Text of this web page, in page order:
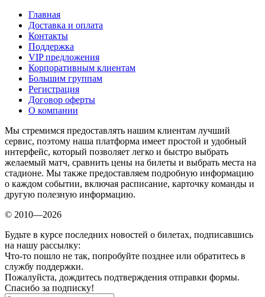
Главная
Доставка и оплата
Контакты
Поддержка
VIP предложения
Корпоративным клиентам
Большим группам
Регистрация
Договор оферты
О компании
Мы стремимся предоставлять нашим клиентам лучший
сервис, поэтому наша платформа имеет простой и удобный
интерфейс, который позволяет легко и быстро выбрать
желаемый матч, сравнить цены на билеты и выбрать места на
стадионе. Мы также предоставляем подробную информацию
о каждом событии, включая расписание, карточку команды и
другую полезную информацию.
© 2010—2026
Будьте в курсе последних новостей о билетах, подписавшись
на нашу рассылку:
Что-то пошло не так, попробуйте позднее или обратитесь в
службу поддержки.
Пожалуйста, дождитесь подтверждения отправки формы.
Спасибо за подписку!